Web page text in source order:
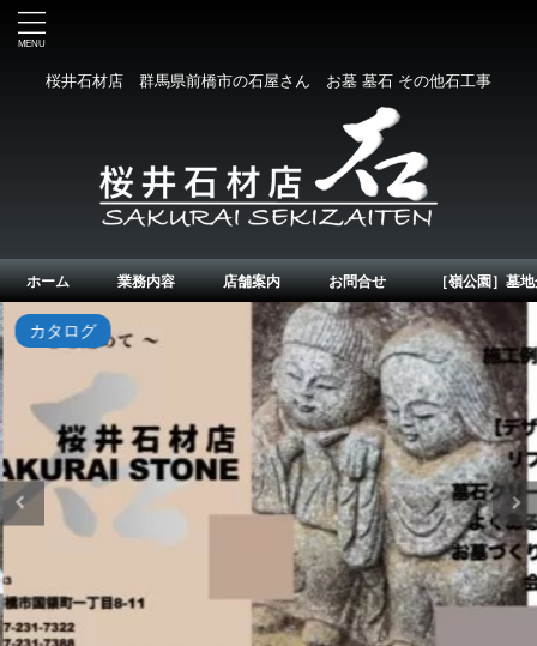
桜井石材店 群馬県前橋市の石屋さん お墓 墓石 その他石工事
ホーム 業務内容 店舗案内 お問合せ ［嶺公園］墓
カタログ